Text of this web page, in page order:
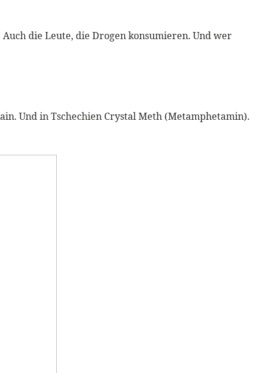
die Leute, die Drogen konsumieren. Und wer
Und in Tschechien Crystal Meth (Metamphetamin).